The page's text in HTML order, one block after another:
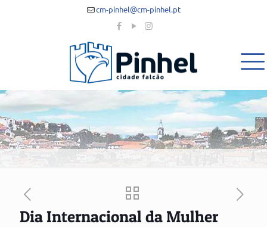
cm-pinhel@cm-pinhel.pt
Dia Internacional da Mulher